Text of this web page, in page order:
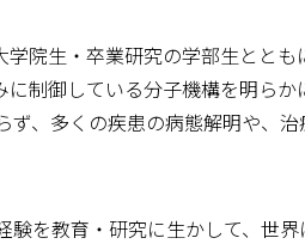
院生・卒業研究の学部生ととも
制御している分子機構を明ら
、多くの疾患の病態解明や、
を教育・研究に生かして、世